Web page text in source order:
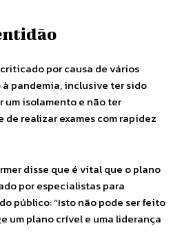
por causa de vários
pandemia, inclusive ter sido
um isolamento e não ter
realizar exames com rapidez
disse que é vital que o plano
por especialistas para
público: “Isto não pode ser feito
um plano crível e uma liderança